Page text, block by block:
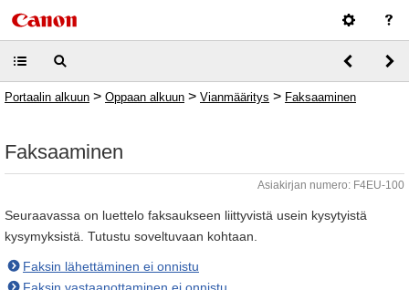
Portaalin alkuun > Oppaan alkuun > Vianmääritys > Faksaaminen
Faksaaminen
Asiakirjan numero: F4EU-100
Seuraavassa on luettelo faksaukseen liittyvistä usein kysytyistä
kysymyksistä. Tutustu soveltuvaan kohtaan.
Faksin lähettäminen ei onnistu